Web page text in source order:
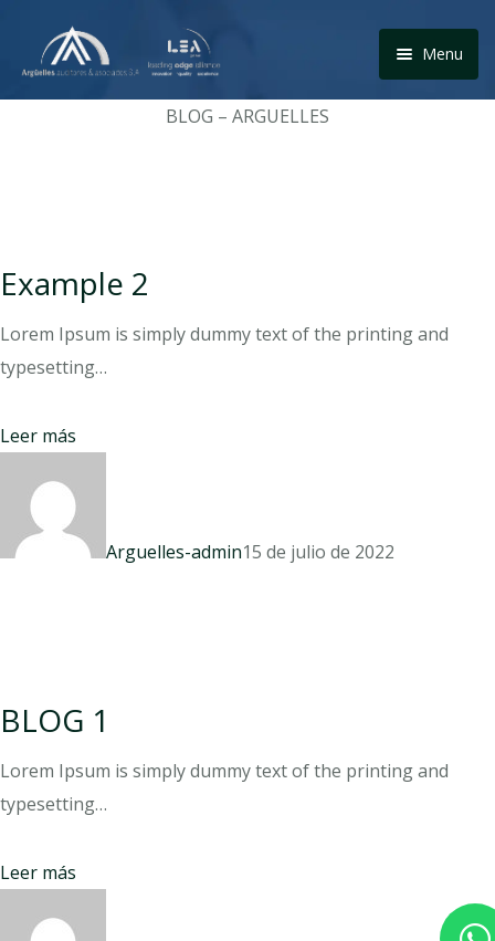
Menu
Home
Webinars
BLOG – ARGUELLES
Example 2
Lorem Ipsum is simply dummy text of the printing and
typesetting…
Leer más
Arguelles-admin15 de julio de 2022
BLOG 1
Lorem Ipsum is simply dummy text of the printing and
typesetting…
Leer más